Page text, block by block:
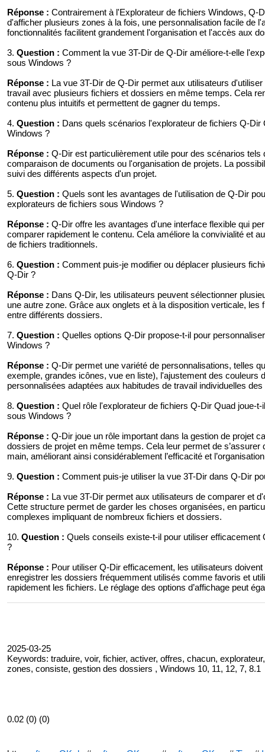
Réponse : Contrairement à l'Explorateur de fichiers Windows, Q-
d'afficher plusieurs zones à la fois, une personnalisation facile de
fonctionnalités facilitent grandement l'organisation et l'accès aux
3. Question : Comment la vue 3T-Dir de Q-Dir améliore-t-elle
sous Windows ?
Réponse : La vue 3T-Dir de Q-Dir permet aux utilisateurs
travail avec plusieurs fichiers et dossiers en même temps. Cela
contenu plus intuitifs et permettent de gagner du temps.
4. Question : Dans quels scénarios l'explorateur de fichiers Q-
Windows ?
Réponse : Q-Dir est particulièrement utile pour des scénarios
comparaison de documents ou l'organisation de projets. La
suivi des différents aspects d'un projet.
5. Question : Quels sont les avantages de l'utilisation de Q-Dir
explorateurs de fichiers sous Windows ?
Réponse : Q-Dir offre les avantages d'une interface flexible qui
comparer rapidement le contenu. Cela améliore la convivialité et
de fichiers traditionnels.
6. Question : Comment puis-je modifier ou déplacer plusieurs
Q-Dir ?
Réponse : Dans Q-Dir, les utilisateurs peuvent sélectionner
une autre zone. Grâce aux onglets et à la disposition verticale,
entre différents dossiers.
7. Question : Quelles options Q-Dir propose-t-il pour
Windows ?
Réponse : Q-Dir permet une variété de personnalisations, telles
exemple, grandes icônes, vue en liste), l'ajustement des couleurs
personnalisées adaptées aux habitudes de travail individuelles
8. Question : Quel rôle l'explorateur de fichiers Q-Dir Quad joue-
sous Windows ?
Réponse : Q-Dir joue un rôle important dans la gestion de projet
dossiers de projet en même temps. Cela leur permet de
main, améliorant ainsi considérablement l’efficacité et
9. Question : Comment puis-je utiliser la vue 3T-Dir dans Q-Dir
Réponse : La vue 3T-Dir permet aux utilisateurs de comparer et
Cette structure permet de garder les choses organisées, en
complexes impliquant de nombreux fichiers et dossiers.
10. Question : Quels conseils existe-t-il pour utiliser
?
Réponse : Pour utiliser Q-Dir efficacement, les utilisateurs
enregistrer les dossiers fréquemment utilisés comme favoris et
rapidement les fichiers. Le réglage des options d’affichage peut
2025-03-25
Keywords: traduire, voir, fichier, activer, offres, chacun,
zones, consiste, gestion des dossiers , Windows 10, 11, 12, 7, 8.1
0.02 (0) (0)